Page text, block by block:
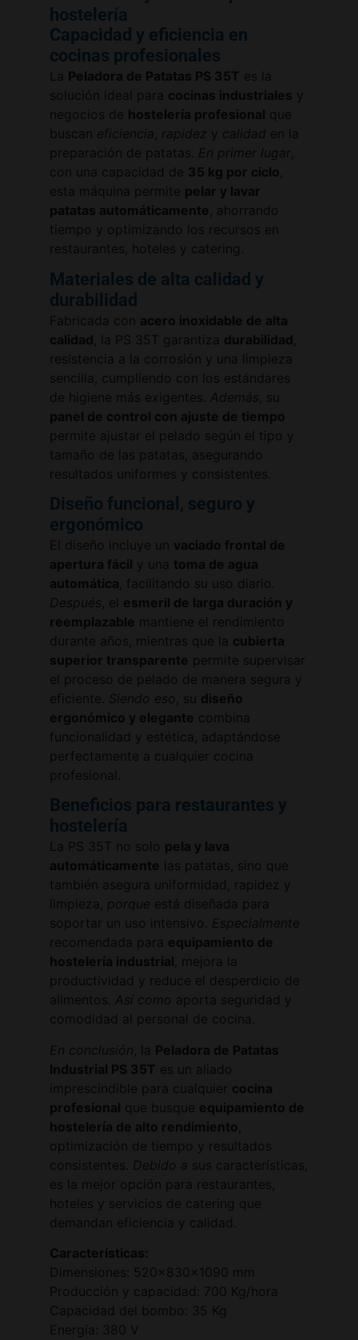
hostelería
Capacidad y eficiencia en
cocinas profesionales
La Peladora de Patatas PS 35T es la
solución ideal para cocinas industriales y
negocios de hostelería profesional que
buscan eficiencia , rapidez y calidad en la
preparación de patatas. En primer lugar ,
con una capacidad de 35 kg por ciclo,
esta máquina permite pelar y lavar
patatas automáticamente , ahorrando
tiempo y optimizando los recursos en
restaurantes, hoteles y catering.
Materiales de alta calidad y
durabilidad
Fabricada con acero inoxidable de alta
calidad , la PS 35T garantiza durabilidad
resistencia a la corrosión y una limpieza
sencilla, cumpliendo con los estándares
de higiene más exigentes.
Además , su
panel de control con ajuste de tiempo
permite ajustar el pelado según el tipo y
tamaño de las patatas, asegurando
resultados uniformes y consistentes.
Diseño funcional, seguro y
ergonómico
El diseño incluye un vaciado frontal de
apertura fácil y una toma de agua
automática, facilitando su uso diario.
Después, el esmeril de larga duración y
reemplazable
mantiene el rendimiento
durante años, mientras que la cubierta
superior transparente permite supervisar
el proceso de pelado de manera segura y
eficiente. Siendo eso , su diseño
ergonómico y elegante combina
funcionalidad y estética, adaptándose
perfectamente a cualquier cocina
profesional.
Beneficios para restaurantes y
hostelería
La PS 35T no solo pela y lava
automáticamente las patatas, sino que
también asegura uniformidad, rapidez y
limpieza, porque está diseñada para
soportar un uso intensivo. Especialmente
recomendada para equipamiento de
hostelería industrial, mejora la
productividad y reduce el desperdicio de
alimentos.
Así como aporta seguridad y
comodidad al personal de cocina.
En conclusión , la Peladora de Patatas
Industrial PS 35T es un aliado
imprescindible para cualquier cocina
profesional que busque equipamiento de
hostelería de alto rendimiento
optimización de tiempo y resultados
consistentes. Debido a sus características,
es la mejor opción para restaurantes,
hoteles y servicios de catering que
demandan eficiencia y calidad.
Características:
Dimensiones: 520x830x1090 mm
Producción y capacidad: 700 Kg/hora
Capacidad del bombo: 35 Kg
Energía: 380 V